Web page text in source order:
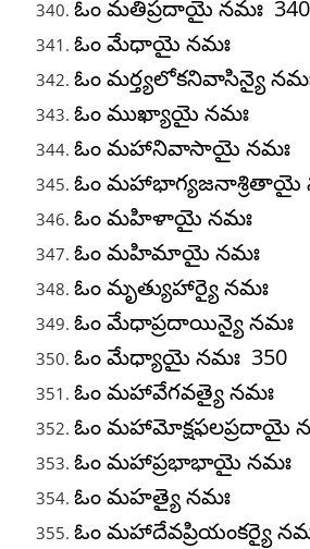
ఓం మతిప్రదాయై నమః 340
ఓం మేధాయై నమః
ఓం మర్త్యలోకనివాసిన్యై
ఓం ముఖ్యాయై నమః
ఓం మహానివాసాయై నమః
ఓం మహాభాగ్యజనాశ్రితాయై
ఓం మహిళాయై నమః
ఓం మహిమాయై నమః
ఓం మృత్యుహార్యై నమః
ఓం మేధాప్రదాయిన్యై నమః
ఓం మేధ్యాయై నమః 350
ఓం మహావేగవత్యై నమః
ఓం మహామోక్షఫలప్రదాయై
ఓం మహాప్రభాభాయై నమః
ఓం మహత్యై నమః
ఓం మహాదేవప్రియంకర్యై